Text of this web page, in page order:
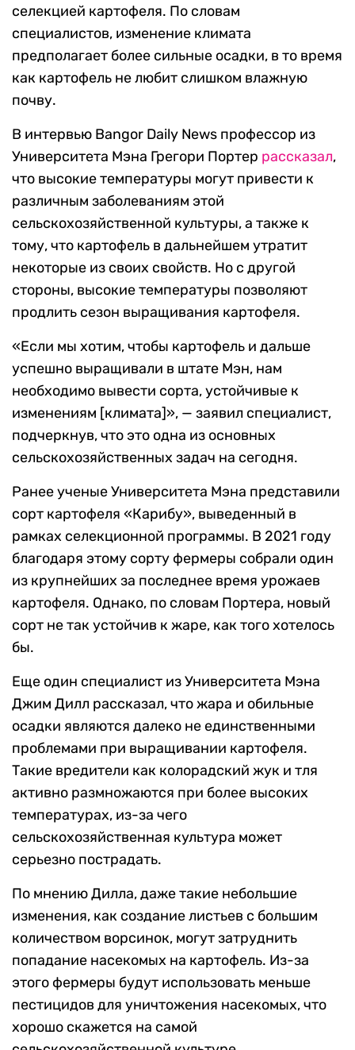
селекцией картофеля. По словам
специалистов, изменение климата
предполагает более сильные осадки, в то время
как картофель не любит слишком влажную
почву.
В интервью Bangor Daily News профессор из
Университета Мэна Грегори Портер рассказал,
что высокие температуры могут привести к
различным заболеваниям этой
сельскохозяйственной культуры, а также к
тому, что картофель в дальнейшем утратит
некоторые из своих свойств. Но с другой
стороны, высокие температуры позволяют
продлить сезон выращивания картофеля.
«Если мы хотим, чтобы картофель и дальше
успешно выращивали в штате Мэн, нам
необходимо вывести сорта, устойчивые к
изменениям [климата]», — заявил специалист,
подчеркнув, что это одна из основных
сельскохозяйственных задач на сегодня.
Ранее ученые Университета Мэна представили
сорт картофеля «Карибу», выведенный в
рамках селекционной программы. В 2021 году
благодаря этому сорту фермеры собрали один
из крупнейших за последнее время урожаев
картофеля. Однако, по словам Портера, новый
сорт не так устойчив к жаре, как того хотелось
бы.
Еще один специалист из Университета Мэна
Джим Дилл рассказал, что жара и обильные
осадки являются далеко не единственными
проблемами при выращивании картофеля.
Такие вредители как колорадский жук и тля
активно размножаются при более высоких
температурах, из-за чего
сельскохозяйственная культура может
серьезно пострадать.
По мнению Дилла, даже такие небольшие
изменения, как создание листьев с большим
количеством ворсинок, могут затруднить
попадание насекомых на картофель. Из-за
этого фермеры будут использовать меньше
пестицидов для уничтожения насекомых, что
хорошо скажется на самой